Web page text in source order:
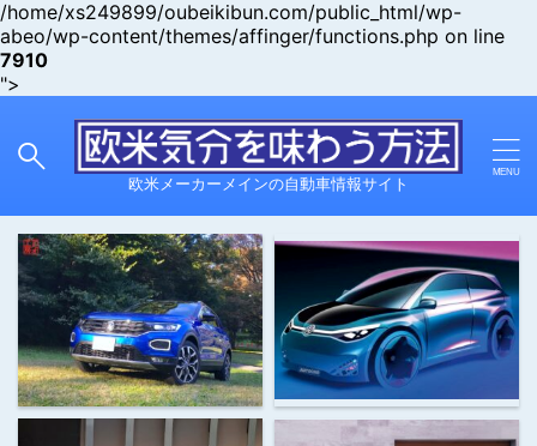
/home/xs249899/oubeikibun.com/public_html/wp-
abeo/wp-content/themes/affinger/functions.php on line
7910
">
欧米メーカーメインの自動車情報サイト